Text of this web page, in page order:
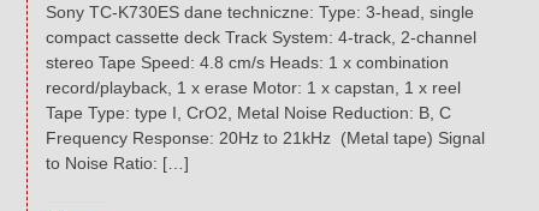
Sony TC-K730ES dane techniczne: Type: 3-head, single
compact cassette deck Track System: 4-track, 2-channel
stereo Tape Speed: 4.8 cm/s Heads: 1 x combination
record/playback, 1 x erase Motor: 1 x capstan, 1 x reel
Tape Type: type I, CrO2, Metal Noise Reduction: B, C
Frequency Response: 20Hz to 21kHz (Metal tape) Signal
to Noise Ratio: […]